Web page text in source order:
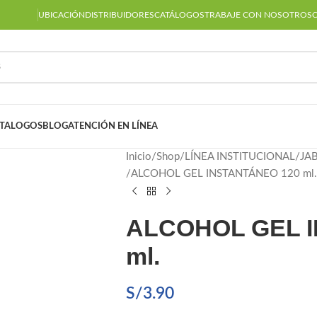
UBICACIÓNDISTRIBUIDORESCATÁLOGOSTRABAJE CON NOSOTROS
BLOGATENCIÓN EN LÍNEA
Inicio Shop LÍNEA INSTITUCIONAL
ALCOHOL GEL INSTANTÁNEO 120 ml.
ALCOHOL GEL
ml.
S/3.90